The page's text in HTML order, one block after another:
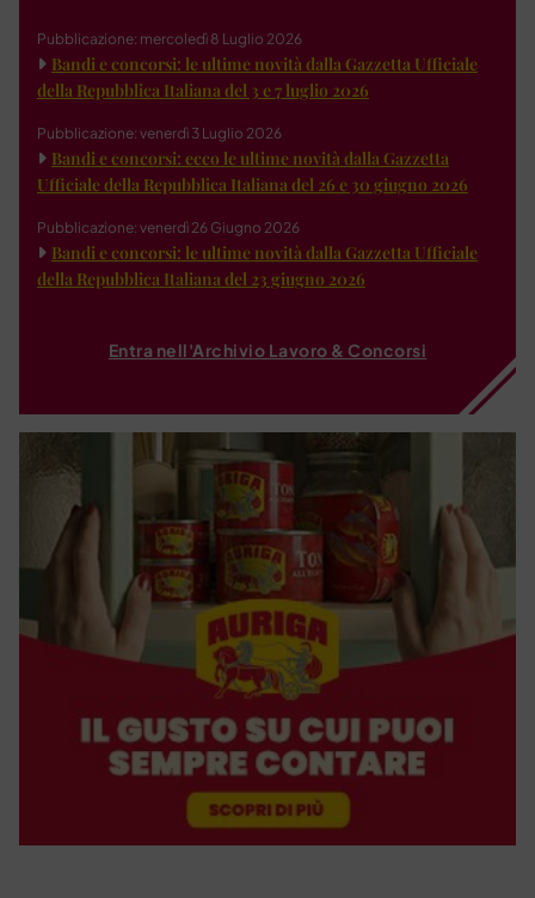
Pubblicazione: mercoledì 8 Luglio 2026
Bandi e concorsi: le ultime novità dalla Gazzetta Ufficiale
della Repubblica Italiana del 3 e 7 luglio 2026
Pubblicazione: venerdì 3 Luglio 2026
Bandi e concorsi: ecco le ultime novità dalla Gazzetta
Ufficiale della Repubblica Italiana del 26 e 30 giugno 2026
Pubblicazione: venerdì 26 Giugno 2026
Bandi e concorsi: le ultime novità dalla Gazzetta Ufficiale
della Repubblica Italiana del 23 giugno 2026
Entra nell'Archivio Lavoro & Concorsi